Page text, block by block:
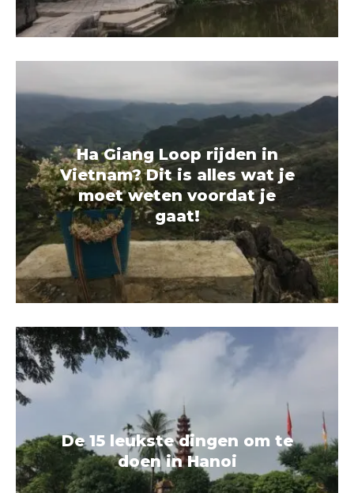
Ha Giang Loop rijden in
Vietnam? Dit is alles wat je
moet weten voordat je
gaat!
De 15 leukste dingen om te
doen in Hanoi